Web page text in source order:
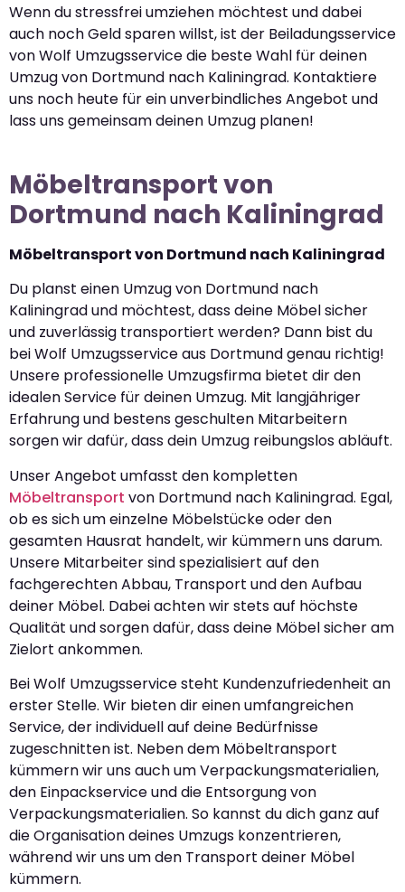
Wenn du stressfrei umziehen möchtest und dabei
auch noch Geld sparen willst, ist der Beiladungsservice
von Wolf Umzugsservice die beste Wahl für deinen
Umzug von Dortmund nach Kaliningrad. Kontaktiere
uns noch heute für ein unverbindliches Angebot und
lass uns gemeinsam deinen Umzug planen!
Möbeltransport von
Dortmund nach Kaliningrad
Möbeltransport von Dortmund nach Kaliningrad
Du planst einen Umzug von Dortmund nach
Kaliningrad und möchtest, dass deine Möbel sicher
und zuverlässig transportiert werden? Dann bist du
bei Wolf Umzugsservice aus Dortmund genau richtig!
Unsere professionelle Umzugsfirma bietet dir den
idealen Service für deinen Umzug. Mit langjähriger
Erfahrung und bestens geschulten Mitarbeitern
sorgen wir dafür, dass dein Umzug reibungslos abläuft.
Unser Angebot umfasst den kompletten
Möbeltransport von Dortmund nach Kaliningrad. Egal,
ob es sich um einzelne Möbelstücke oder den
gesamten Hausrat handelt, wir kümmern uns darum.
Unsere Mitarbeiter sind spezialisiert auf den
fachgerechten Abbau, Transport und den Aufbau
deiner Möbel. Dabei achten wir stets auf höchste
Qualität und sorgen dafür, dass deine Möbel sicher am
Zielort ankommen.
Bei Wolf Umzugsservice steht Kundenzufriedenheit an
erster Stelle. Wir bieten dir einen umfangreichen
Service, der individuell auf deine Bedürfnisse
zugeschnitten ist. Neben dem Möbeltransport
kümmern wir uns auch um Verpackungsmaterialien,
den Einpackservice und die Entsorgung von
Verpackungsmaterialien. So kannst du dich ganz auf
die Organisation deines Umzugs konzentrieren,
während wir uns um den Transport deiner Möbel
kümmern.